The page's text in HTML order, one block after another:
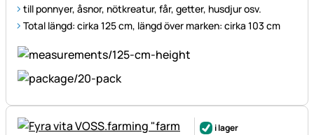
till ponnyer, åsnor, nötkreatur, får, getter, husdjur osv.
Total längd: cirka 125 cm, längd över marken: cirka 103 cm
i lager